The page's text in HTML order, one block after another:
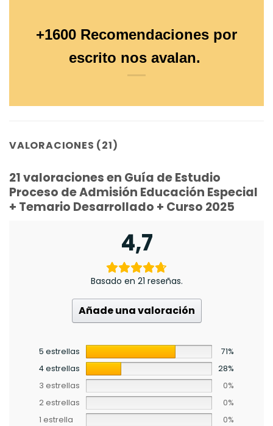
+1600 Recomendaciones por
escrito nos avalan.
VALORACIONES (21)
21 valoraciones en Guía de Estudio
Proceso de Admisión Educación Especial
+ Temario Desarrollado + Curso 2025
4,7
Basado en 21 reseñas.
Añade una valoración
5 estrellas
71%
4 estrellas
28%
3 estrellas
0%
2 estrellas
0%
1 estrella
0%